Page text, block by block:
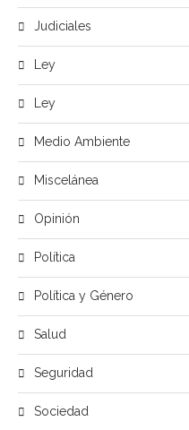
Judiciales
Ley
Ley
Medio Ambiente
Miscelánea
Opinión
Política
Política y Género
Salud
Seguridad
Sociedad